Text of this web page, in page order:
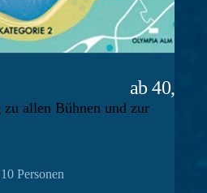
ab 40,00 €
allen Bühnen und zur
Personen